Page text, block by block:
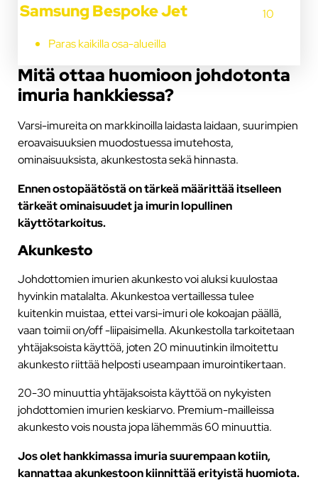
Samsung Bespoke Jet
Paras kaikilla osa-alueilla
10
Mitä ottaa huomioon johdotonta
imuria hankkiessa?
Varsi-imureita on markkinoilla laidasta laidaan, suurimpien
eroavaisuuksien muodostuessa imutehosta,
ominaisuuksista, akunkestosta sekä hinnasta.
Ennen ostopäätöstä on tärkeä määrittää itselleen
tärkeät ominaisuudet ja imurin lopullinen
käyttötarkoitus.
Akunkesto
Johdottomien imurien akunkesto voi aluksi kuulostaa
hyvinkin matalalta. Akunkestoa vertaillessa tulee
kuitenkin muistaa, ettei varsi-imuri ole kokoajan päällä,
vaan toimii on/off -liipaisimella. Akunkestolla tarkoitetaan
yhtäjaksoista käyttöä, joten 20 minuutinkin ilmoitettu
akunkesto riittää helposti useampaan imurointikertaan.
20-30 minuuttia yhtäjaksoista käyttöä on nykyisten
johdottomien imurien keskiarvo. Premium-mailleissa
akunkesto vois nousta jopa lähemmäs 60 minuuttia.
Jos olet hankkimassa imuria suurempaan kotiin,
kannattaa akunkestoon kiinnittää erityistä huomiota.